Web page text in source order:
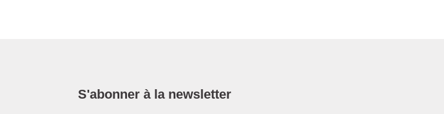
S'abonner à la newsletter